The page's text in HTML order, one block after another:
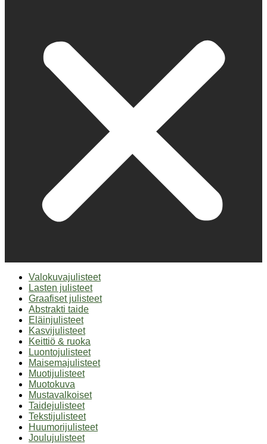
Valokuvajulisteet
Lasten julisteet
Graafiset julisteet
Abstrakti taide
Eläinjulisteet
Kasvijulisteet
Keittiö & ruoka
Luontojulisteet
Maisemajulisteet
Muotijulisteet
Muotokuva
Mustavalkoiset
Taidejulisteet
Tekstijulisteet
Huumorijulisteet
Joulujulisteet